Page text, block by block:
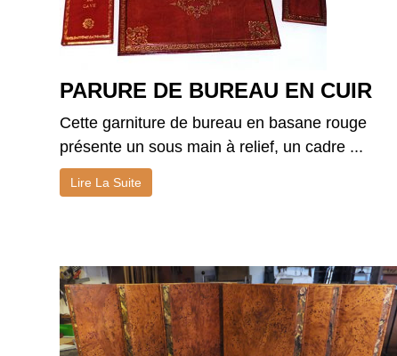
PARURE DE BUREAU EN CUIR
Cette garniture de bureau en basane rouge
présente un sous main à relief, un cadre ...
Lire La Suite